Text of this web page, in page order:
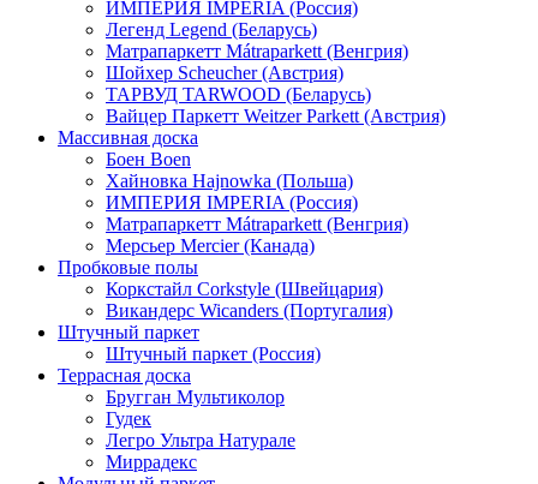
ИМПЕРИЯ IMPERIA (Россия)
Легенд Legend (Беларусь)
Матрапаркетт Mátraparkett (Венгрия)
Шойхер Scheucher (Австрия)
ТАРВУД TARWOOD (Беларусь)
Вайцер Паркетт Weitzer Parkett (Австрия)
Массивная доска
Боен Boen
Хайновка Hajnowka (Польша)
ИМПЕРИЯ IMPERIA (Россия)
Матрапаркетт Mátraparkett (Венгрия)
Мерсьер Mercier (Канада)
Пробковые полы
Коркстайл Corkstyle (Швейцария)
Викандерс Wicanders (Португалия)
Штучный паркет
Штучный паркет (Россия)
Террасная доска
Бругган Мультиколор
Гудек
Легро Ультра Натурале
Миррадекс